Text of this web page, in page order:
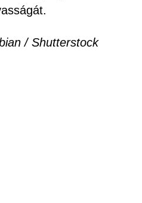
/ Shutterstock